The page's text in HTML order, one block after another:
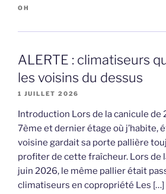
OH
ALERTE : climatiseurs
les voisins du dessus
1 JUILLET 2026
Introduction Lors de la canicule de
7ème et dernier étage où j’habite,
voisine gardait sa porte pallière
profiter de cette fraîcheur. Lors de
juin 2026, le même pallier était
climatiseurs en copropriété Les […]